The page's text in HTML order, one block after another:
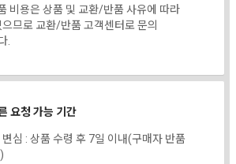
비용은 상품 및 교환/반품 사유에 따라
므로 교환/반품 고객센터로 문의
.
요청 가능 기간
심 : 상품 수령 후 7일 이내(구매자 반품